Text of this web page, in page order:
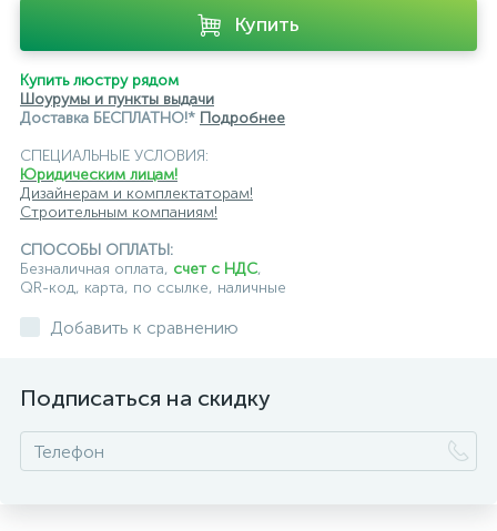
Купить
Купить люстру рядом
Шоурумы и пункты выдачи
Доставка БЕСПЛАТНО!* Подробнее
СПЕЦИАЛЬНЫЕ УСЛОВИЯ:
Юридическим лицам!
Дизайнерам и комплектаторам!
Строительным компаниям!
СПОСОБЫ ОПЛАТЫ:
Безналичная оплата, счет с НДС,
QR-код, карта, по ссылке, наличные
Добавить к сравнению
Подписаться на скидку